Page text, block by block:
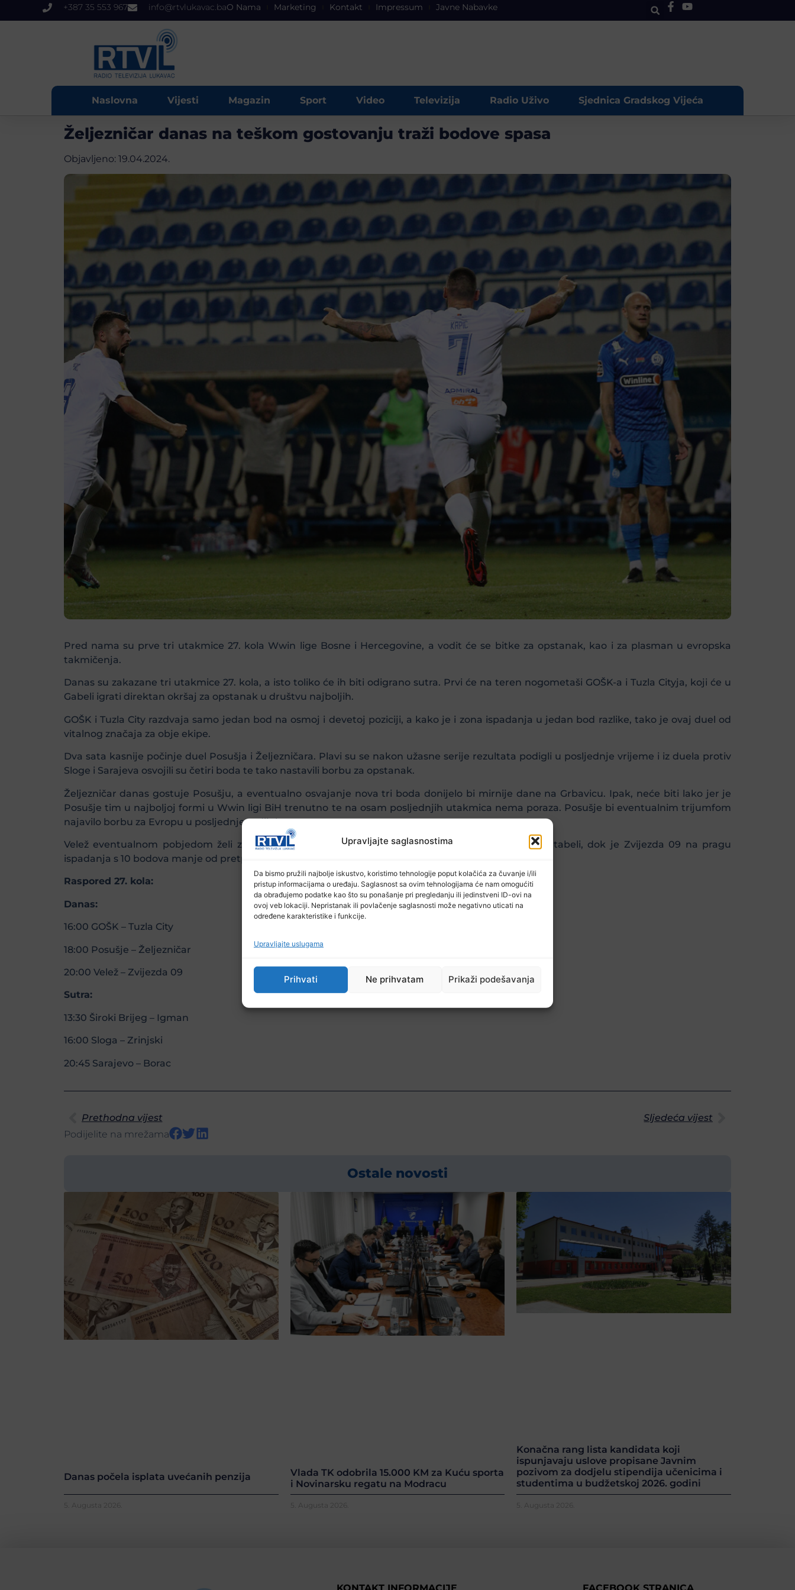
Upravljajte saglasnostima
Da bismo pružili najbolje iskustvo, koristimo tehnologije poput kolačića za čuvanje i/ili
pristup informacijama o uređaju. Saglasnost sa ovim tehnologijama će nam omogućiti
da obrađujemo podatke kao što su ponašanje pri pregledanju ili jedinstveni ID-ovi na
ovoj veb lokaciji. Nepristanak ili povlačenje saglasnosti može negativno uticati na
određene karakteristike i funkcije.
Upravljajte uslugama
Prihvati Ne prihvatam Prikaži podešavanja
+387 35 553 967 info@rtvlukavac.baO Nama Marketing Kontakt Impressum Javne Nabavke
Naslovna Vijesti Magazin Sport Video Televizija Radio Uživo Sjednica Gradskog Vijeća
Željezničar danas na teškom gostovanju traži bodove spasa
Objavljeno: 19.04.2024.
Pred nama su prve tri utakmice 27. kola Wwin lige Bosne i Hercegovine, a vodit će se bitke za opstanak, kao i za plasman u evropska
takmičenja.
Danas su zakazane tri utakmice 27. kola, a isto toliko će ih biti odigrano sutra. Prvi će na teren nogometaši GOŠK-a i Tuzla Cityja, koji će u
Gabeli igrati direktan okršaj za opstanak u društvu najboljih.
GOŠK i Tuzla City razdvaja samo jedan bod na osmoj i devetoj poziciji, a kako je i zona ispadanja u jedan bod razlike, tako je ovaj duel od
vitalnog značaja za obje ekipe.
Dva sata kasnije počinje duel Posušja i Željezničara. Plavi su se nakon užasne serije rezultata podigli u posljednje vrijeme i iz duela protiv
Sloge i Sarajeva osvojili su četiri boda te tako nastavili borbu za opstanak.
Željezničar danas gostuje Posušju, a eventualno osvajanje nova tri boda donijelo bi mirnije dane na Grbavicu. Ipak, neće biti lako jer je
Posušje tim u najboljoj formi u Wwin ligi BiH trenutno te na osam posljednjih utakmica nema poraza. Posušje bi eventualnim trijumfom
najavilo borbu za Evropu u posljednjem dijelu sezone.
Velež eventualnom pobjedom želi zakoračiti u evropska takmičenja te zadržati treću poziciju na tabeli, dok je Zvijezda 09 na pragu
ispadanja s 10 bodova manje od pretposljednjeg na tabeli.
Raspored 27. kola:
Danas:
16:00 GOŠK – Tuzla City
18:00 Posušje – Željezničar
20:00 Velež – Zvijezda 09
Sutra:
13:30 Široki Brijeg – Igman
16:00 Sloga – Zrinjski
20:45 Sarajevo – Borac
Prethodna vijest
Sljedeća vijest
Podijelite na mrežama
Ostale novosti
Danas počela isplata uvećanih penzija
5. Augusta 2026.
Vlada TK odobrila 15.000 KM za Kuću sporta
i Novinarsku regatu na Modracu
5. Augusta 2026.
Konačna rang lista kandidata koji
ispunjavaju uslove propisane Javnim
pozivom za dodjelu stipendija učenicima i
studentima u budžetskoj 2026. godini
5. Augusta 2026.